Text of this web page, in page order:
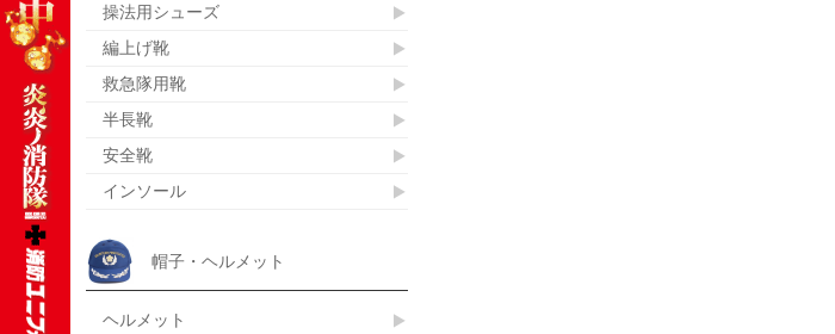
操法用シューズ
編上げ靴
救急隊用靴
半長靴
安全靴
インソール
帽子・ヘルメット
ヘルメット